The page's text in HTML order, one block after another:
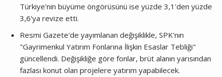
Türkiye'nin büyüme öngörüsünü ise yüzde 3,1'den yüzde
3,6'ya revize etti.
Resmi Gazete'de yayımlanan değişiklikle, SPK'nın
"Gayrimenkul Yatırım Fonlarına İlişkin Esaslar Tebliği"
güncellendi. Değişikliğe göre fonlar, brüt alanın yarısından
fazlası konut olan projelere yatırım yapabilecek.